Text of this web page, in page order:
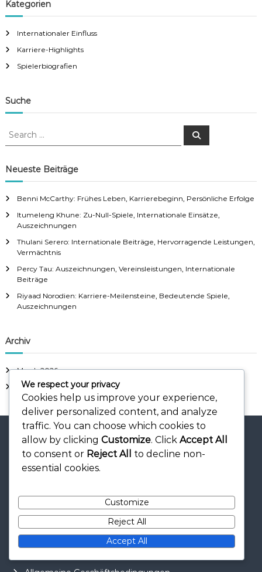
Kategorien
Internationaler Einfluss
Karriere-Highlights
Spielerbiografien
Suche
S
r
c
f
o
:
S
Neueste Beiträge
Benni McCarthy: Frühes Leben, Karrierebeginn, Persönliche Erfolge
Itumeleng Khune: Zu-Null-Spiele, Internationale Einsätze,
Auszeichnungen
Thulani Serero: Internationale Beiträge, Hervorragende Leistungen,
Vermächtnis
Percy Tau: Auszeichnungen, Vereinsleistungen, Internationale
Beiträge
Riyaad Norodien: Karriere-Meilensteine, Bedeutende Spiele,
Auszeichnungen
Archiv
March 2026
February 2026
Rechtliches
Kontakt
Unsere Geschichte
Cookie-Richtlinie
We respect your privacy
Cookies help us improve your experience,
deliver personalized content, and analyze
traffic. You can choose which cookies to
allow by clicking Customize. Click Accept All
to consent or Reject All
to decline non-
essential cookies.
Customize
Reject All
Accept All